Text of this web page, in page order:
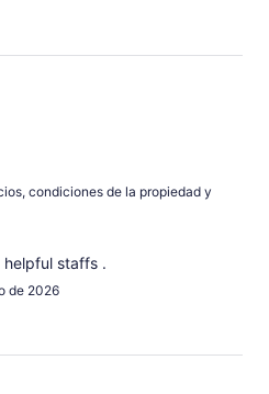
condiciones de la propiedad y
helpful staffs .
de 2026